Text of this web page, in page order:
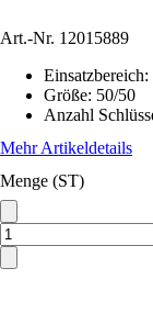
Art.-Nr. 12015889
Einsatzbereich:
Größe: 50/50
Anzahl
Mehr Artikeldetails
Menge (ST)